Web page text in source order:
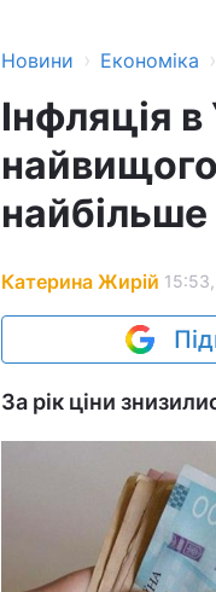
Новини › Економіка ›
Інфляція
найбільше
Катерина Жирій
За рік ціни